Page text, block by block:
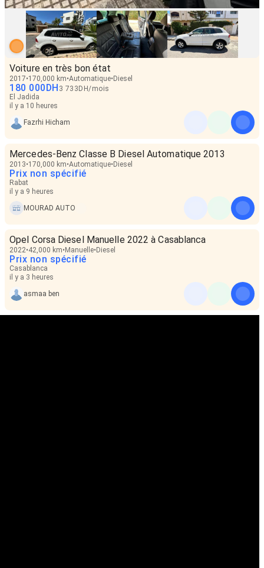
Voiture en très bon état
2017 170,000 km Automatique Diesel
180 000DH 3 733 DH/mois
El Jadida
il y a 10 heures
Fazrhi Hicham
Mercedes-Benz Classe B Diesel Automatique 2013
2013 170,000 km Automatique Diesel
Prix non spécifié
Rabat
il y a 9 heures
MOURAD AUTO
Opel Corsa Diesel Manuelle 2022 à Casablanca
2022 42,000 km Manuelle Diesel
Prix non spécifié
Casablanca
il y a 3 heures
asmaa ben